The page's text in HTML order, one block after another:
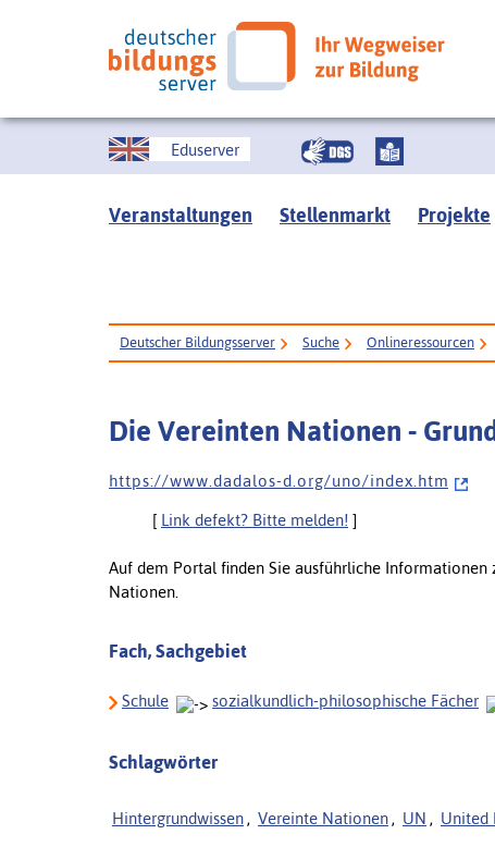
Eduserver
Veranstaltungen Stellenmarkt Projekte
Deutscher Bildungsserver Suche Onlineressourcen
Die Vereinten Nationen -
h t t p s : / / w w w . d a d a l o s - d . o r g / u n o / i n d e x . h t m
[ Link defekt? Bitte melden! ]
Auf dem Portal finden Sie ausführliche Informationen
Nationen.
Fach, Sachgebiet
Schule sozialkundlich-philosophische Fächer
Schlagwörter
Hintergrundwissen , Vereinte Nationen , UN , United